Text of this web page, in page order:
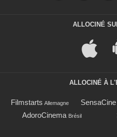
ALLOCINÉ
ALLOCINÉ À
Filmstarts Allemagne SensaCine
AdoroCinema Brésil